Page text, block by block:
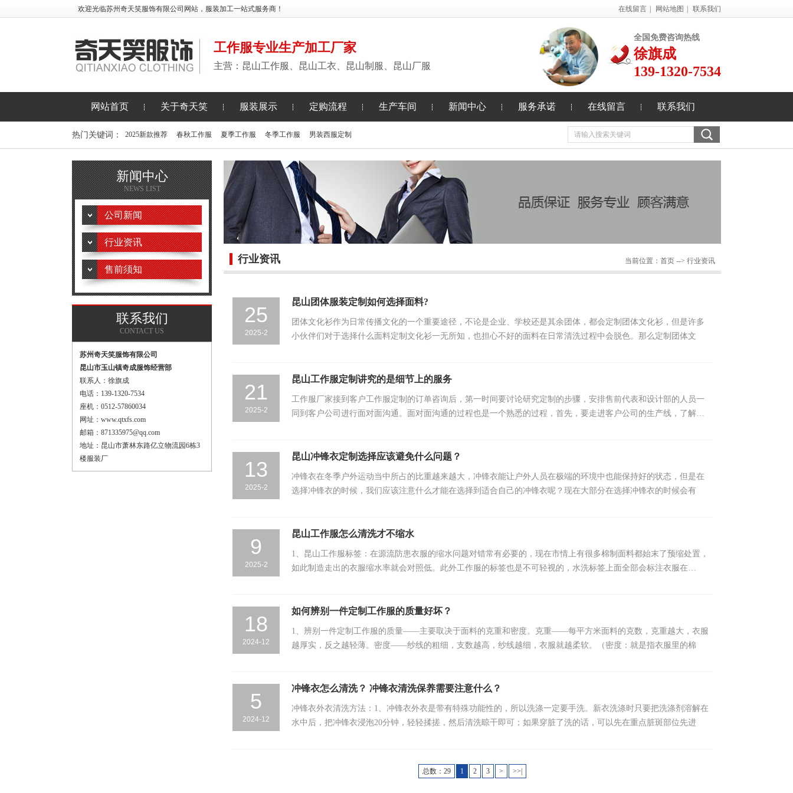
欢迎光临苏州奇天笑服饰有限公司网站，服装加工一站式服务商！ 在线留言 网站地图 联系我们
工作服专业生产加工厂家
主营：昆山工作服、昆山工衣、昆山制服、昆山厂服
全国免费咨询热线
徐旗成
139-1320-7534
网站首页 关于奇天笑 服装展示 定购流程 生产车间 新闻中心 服务承诺 在线留言 联系我们
热门关键词： 2025新款推荐 春秋工作服 夏季工作服 冬季工作服 男装西服定制
新闻中心
NEWS LIST
公司新闻
行业资讯
售前须知
联系我们
CONTACT US
苏州奇天笑服饰有限公司
昆山市玉山镇奇成服饰经营部
联系人：徐旗成
电话：139-1320-7534
座机：0512-57860034
网址：www.qtxfs.com
邮箱：871335975@qq.com
地址：昆山市萧林东路亿立物流园6栋3
楼服装厂
行业资讯 当前位置： 首页 --> 行业资讯
25
2025-2
昆山团体服装定制如何选择面料?
团体文化衫作为日常传播文化的一个重要途径，不论是企业、学校还是其余团体，都会定制团体文化衫，但是许多
小伙伴们对于选择什么面料定制文化衫一无所知，也担心不好的面料在日常清洗过程中会脱色。那么定制团体文
21
2025-2
昆山工作服定制讲究的是细节上的服务
工作服厂家接到客户工作服定制的订单咨询后，第一时间要讨论研究定制的步骤，安排售前代表和设计部的人员一
同到客户公司进行面对面沟通。面对面沟通的过程也是一个熟悉的过程，首先，要走进客户公司的生产线，了解…
13
2025-2
昆山冲锋衣定制选择应该避免什么问题？
冲锋衣在冬季户外运动当中所占的比重越来越大，冲锋衣能让户外人员在极端的环境中也能保持好的状态，但是在
选择冲锋衣的时候，我们应该注意什么才能在选择到适合自己的冲锋衣呢？现在大部分在选择冲锋衣的时候会有
9
2025-2
昆山工作服怎么清洗才不缩水
1、昆山工作服标签：在源流防患衣服的缩水问题对错常有必要的，现在市情上有很多棉制面料都始末了预缩处置，
如此制造走出的衣服缩水率就会对照低。此外工作服的标签也是不可轻视的，水洗标签上面全部会标注衣服在…
18
2024-12
如何辨别一件定制工作服的质量好坏？
1、辨别一件定制工作服的质量——主要取决于面料的克重和密度。克重——每平方米面料的克数，克重越大，衣服
越厚实，反之越轻薄。密度——纱线的粗细，支数越高，纱线越细，衣服就越柔软。（密度：就是指衣服里的棉
5
2024-12
冲锋衣怎么清洗？ 冲锋衣清洗保养需要注意什么？
冲锋衣外衣清洗方法：1、冲锋衣外衣是带有特殊功能性的，所以洗涤一定要手洗。新衣洗涤时只要把洗涤剂溶解在
水中后，把冲锋衣浸泡20分钟，轻轻揉搓，然后清洗晾干即可；如果穿脏了洗的话，可以先在重点脏斑部位先进
总数：29 1 2 3 > >>|